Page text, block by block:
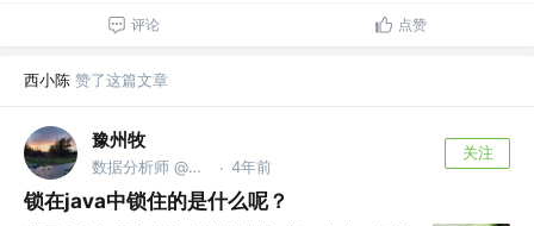
评论 点赞
西小陈 赞了这篇文章
豫州牧
数据分析师 @龙湖集团 · 4年前
关注
锁在java中锁住的是什么呢？